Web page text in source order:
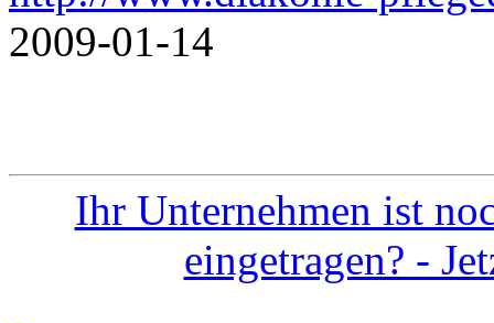
2009-01-14
Ihr Unternehmen ist
eingetragen? -